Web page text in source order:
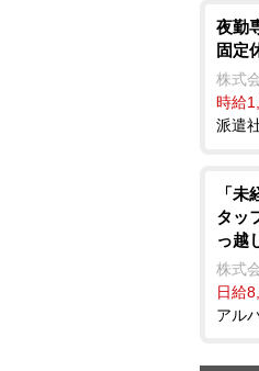
夜勤
固定
株式
時給
派遣
「
タッ
っ越
株式
日給
アル